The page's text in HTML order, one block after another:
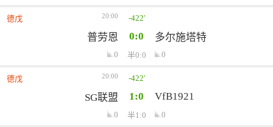
德戊 20:00 -422'
普劳恩 0:0 多尔施塔特
0 半0:0 0
德戊 20:00 -422'
SG联盟 1:0 VfB1921
0 半1:0 0